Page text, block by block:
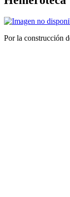
Por la construcción